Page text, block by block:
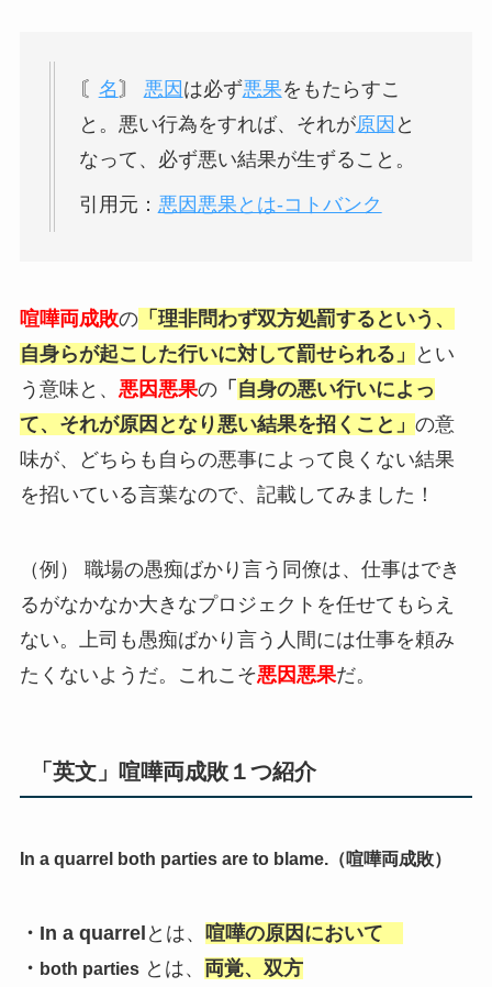
〘 名 〙 悪因 は必ず悪果をもたらすこ
と。悪い行為をすれば、それが原因 と
なって、必ず悪い結果が生ずること。
引用元： 悪因悪果とは-コトバンク
喧嘩両成敗の「理非問わず双方処罰するという、
自身らが起こした行いに対して罰せられる」
とい
う意味と、 悪因悪果の「 自身の悪い行いによっ
て、それが原因となり悪い結果を招くこと 」 の意
味が、どちらも自らの悪事によって良くない結果
を招いている言葉なので、記載してみました！
（例） 職場の愚痴ばかり言う同僚は、仕事はでき
るがなかなか大きなプロジェクトを任せてもらえ
ない。上司も愚痴ばかり言う人間には仕事を頼み
たくないようだ。これこそ悪因悪果だ。
「英文」喧嘩両成敗１つ紹介
In a quarrel both parties are to blame.（喧嘩両成敗）
・In a quarrel とは、
喧嘩の原因において
・ both parties とは、 両覚、双方